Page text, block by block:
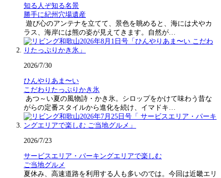
知る人ぞ知る名景
勝手に紀州穴場遺産
遊び心のアンテナを立てて、景色を眺めると、海には犬やカ
ラス、海岸には熊の姿が見えてきます。自然が…
2026/7/30
ひんやりあま〜い
こだわりたっぷりかき氷
あつ～い夏の風物詩・かき氷。シロップをかけて味わう昔な
がらの定番スタイルから進化を続け、イマドキ…
2026/7/23
サービスエリア・パーキングエリアで楽しむ
ご当地グルメ
夏休み、高速道路を利用する人も多いのでは。今回は近畿エリ